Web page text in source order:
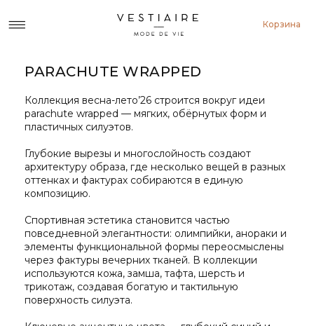
PARACHUTE WRAPPED
Коллекция весна-лето’26 строится вокруг идеи
parachute wrapped — мягких, обёрнутых форм и
пластичных силуэтов.
Глубокие вырезы и многослойность создают
архитектуру образа, где несколько вещей в разных
оттенках и фактурах собираются в единую
композицию.
Спортивная эстетика становится частью
повседневной элегантности: олимпийки, анораки и
элементы функциональной формы переосмыслены
через фактуры вечерних тканей. В коллекции
используются кожа, замша, тафта, шерсть и
трикотаж, создавая богатую и тактильную
поверхность силуэта.